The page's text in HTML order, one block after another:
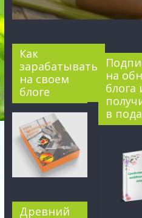
Как
зарабатывать
на своем
блоге
Древний
на
блога
в